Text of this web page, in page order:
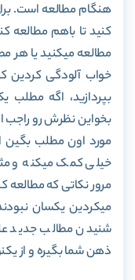
هنگام مطالعه است.
کنید تا باهم مطالعه
مطالعه میکنید یا
خواب آلودگی کردین
بپردازید، اگه مطلب
بخواین نظرش رو
مورد اون مطلب بگین
خیلی کمک میکنه و
مرور نکاتی که
میکردین یکسان
شنیدن مطالب جدید
ذهن شما بگیره و از